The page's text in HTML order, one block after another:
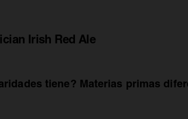
Irish Red Ale
tiene? Materias primas